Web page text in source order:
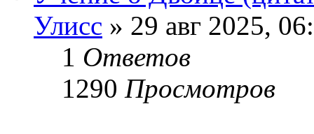
Улисс » 29 авг 2025,
1 Ответов
1290 Просмотров